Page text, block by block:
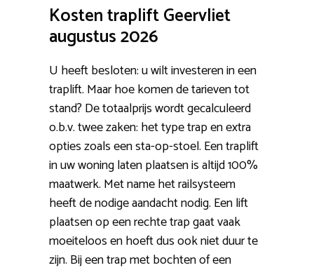
Kosten traplift Geervliet
augustus 2026
U heeft besloten: u wilt investeren in een
traplift. Maar hoe komen de tarieven tot
stand? De totaalprijs wordt gecalculeerd
o.b.v. twee zaken: het type trap en extra
opties zoals een sta-op-stoel. Een traplift
in uw woning laten plaatsen is altijd 100%
maatwerk. Met name het railsysteem
heeft de nodige aandacht nodig. Een lift
plaatsen op een rechte trap gaat vaak
moeiteloos en hoeft dus ook niet duur te
zijn. Bij een trap met bochten of een